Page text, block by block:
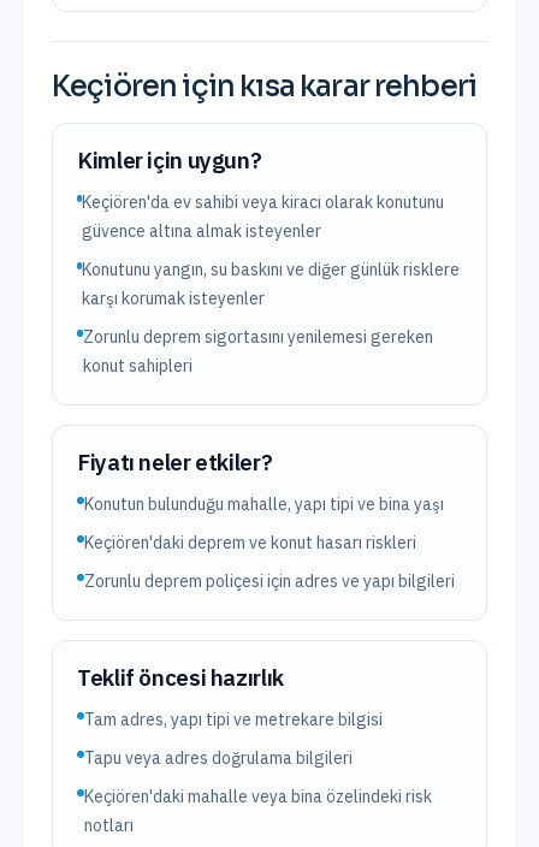
Keçiören için kısa karar rehberi
Kimler için uygun?
Keçiören'da ev sahibi veya kiracı olarak konutunu
güvence altına almak isteyenler
Konutunu yangın, su baskını ve diğer günlük risklere
karşı korumak isteyenler
Zorunlu deprem sigortasını yenilemesi gereken
konut sahipleri
Fiyatı neler etkiler?
Konutun bulunduğu mahalle, yapı tipi ve bina yaşı
Keçiören'daki deprem ve konut hasarı riskleri
Zorunlu deprem poliçesi için adres ve yapı bilgileri
Teklif öncesi hazırlık
Tam adres, yapı tipi ve metrekare bilgisi
Tapu veya adres doğrulama bilgileri
Keçiören'daki mahalle veya bina özelindeki risk
notları